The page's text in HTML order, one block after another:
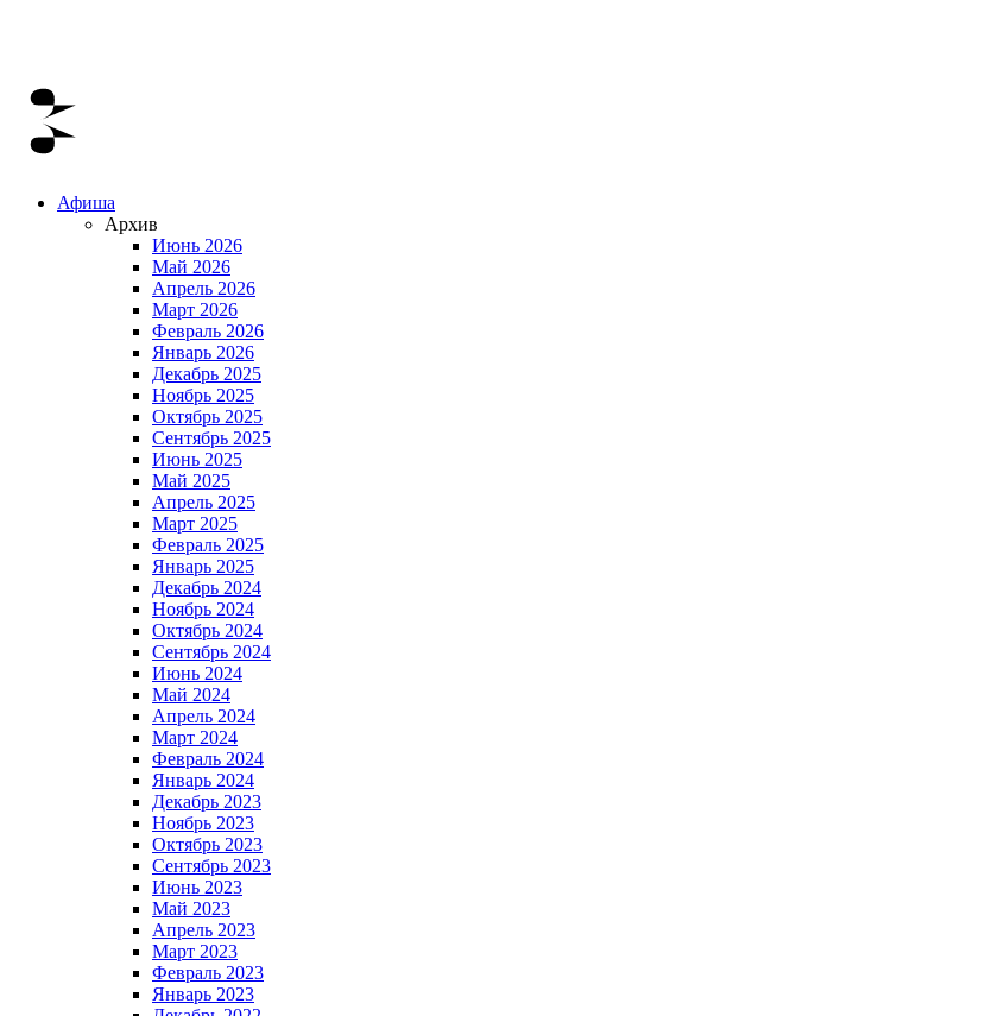
Афиша
Архив
Июнь 2026
Май 2026
Апрель 2026
Март 2026
Февраль 2026
Январь 2026
Декабрь 2025
Ноябрь 2025
Октябрь 2025
Сентябрь 2025
Июнь 2025
Май 2025
Апрель 2025
Март 2025
Февраль 2025
Январь 2025
Декабрь 2024
Ноябрь 2024
Октябрь 2024
Сентябрь 2024
Июнь 2024
Май 2024
Апрель 2024
Март 2024
Февраль 2024
Январь 2024
Декабрь 2023
Ноябрь 2023
Октябрь 2023
Сентябрь 2023
Июнь 2023
Май 2023
Апрель 2023
Март 2023
Февраль 2023
Январь 2023